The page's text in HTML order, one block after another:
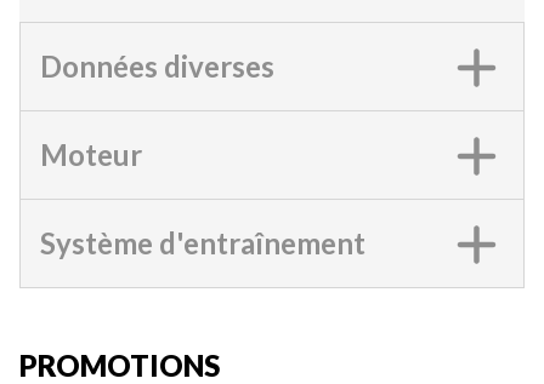
Données diverses
Moteur
Système d'entraînement
PROMOTIONS